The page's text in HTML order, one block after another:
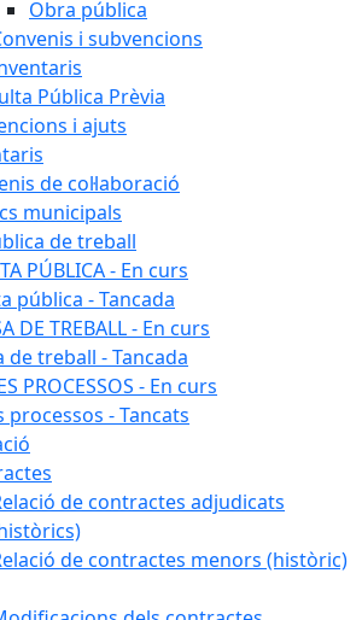
Obra pública
i subvencions
Pública Prèvia
i ajuts
de col·laboració
municipals
de treball
PÚBLICA - En curs
pública - Tancada
DE TREBALL - En curs
de treball - Tancada
PROCESSOS - En curs
processos - Tancats
de contractes adjudicats
de contractes menors (històric)